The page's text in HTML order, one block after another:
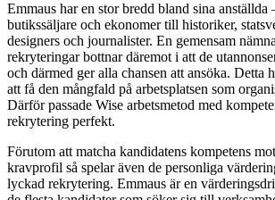
Emmaus har en stor bredd bland sina anställda
butikssäljare och ekonomer till historiker,
designers och journalister. En gemensam
rekryteringar bottnar däremot i att de
och därmed ger alla chansen att ansöka. Detta
att få den mångfald på arbetsplatsen som
Därför passade Wise arbetsmetod med
rekrytering perfekt.
Förutom att matcha kandidatens kompetens
kravprofil så spelar även de personliga
lyckad rekrytering. Emmaus är en